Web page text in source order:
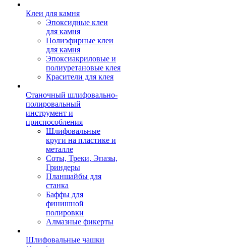
Клеи для камня
Эпоксидные клеи
для камня
Полиэфирные клеи
для камня
Эпоксиакриловые и
полиуретановые клея
Красители для клея
Станочный шлифовально-
полировальный
инструмент и
приспособления
Шлифовальные
круги на пластике и
металле
Соты, Треки, Эпазы,
Гриндеры
Планшайбы для
станка
Баффы для
финишной
полировки
Алмазные фикерты
Шлифовальные чашки